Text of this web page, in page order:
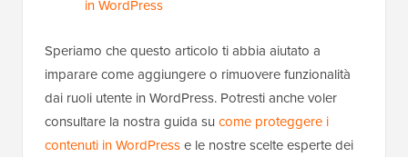
in WordPress
Speriamo che questo articolo ti abbia aiutato a
imparare come aggiungere o rimuovere funzionalità
dai ruoli utente in WordPress. Potresti anche voler
consultare la nostra guida su come proteggere i
contenuti in WordPresse le nostre scelte esperte dei